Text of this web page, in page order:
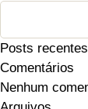
Posts recentes
Comentários
Nenhum